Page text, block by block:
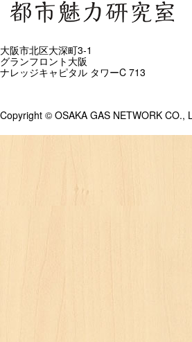
大阪市北区大深町3-1
グランフロント大阪
ナレッジキャピタル タワーC 713
Copyright © OSAKA GAS NETWORK CO.,